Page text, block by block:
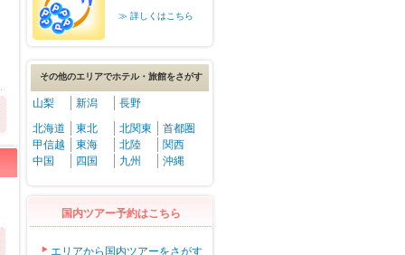
≫ 詳しくはこちら
その他のエリアでホテル・旅館をさがす
山梨 新潟
長野
北海道
東北 北関東
首都圏
甲信越
東海 北陸
関西
中国
四国 九州 沖縄
国内ツアー予約はこちら
エリアから国内ツアーをさがす